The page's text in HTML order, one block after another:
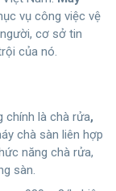
vụ công việc vệ
cơ sở tin
của nó.
chính là chà rửa,
chà sàn liên hợp
năng chà rửa,
sàn.